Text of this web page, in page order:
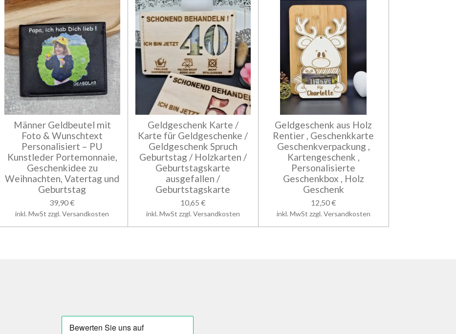
Männer Geldbeutel mit
Foto & Wunschtext
Personalisiert – PU
Kunstleder Portemonnaie,
Geschenkidee zu
Weihnachten, Vatertag und
Geburtstag
39,90 €
inkl. MwSt zzgl. Versandkosten
Geldgeschenk Karte /
Karte für Geldgeschenke /
Geldgeschenk Spruch
Geburtstag / Holzkarten /
Geburtstagskarte
ausgefallen /
Geburtstagskarte
10,65 €
inkl. MwSt zzgl. Versandkosten
Geldgeschenk aus Holz
Rentier , Geschenkkarte
Geschenkverpackung ,
Kartengeschenk ,
Personalisierte
Geschenkbox , Holz
Geschenk
12,50 €
inkl. MwSt zzgl. Versandkosten